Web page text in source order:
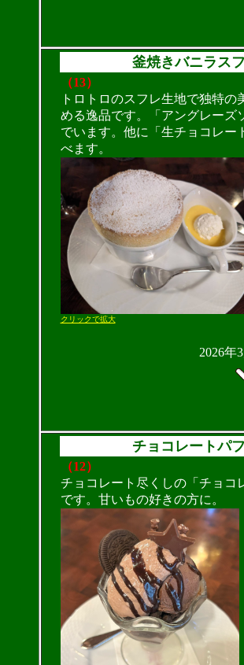
釜焼きバニラス
（13）
トロトロのスフレ生地で独特の
める逸品です。「アングレーズ
でいます。他に「生チョコレー
べます。
クリックで拡大
2026年
チョコレートパ
（12）
チョコレート尽くしの「チョコ
です。甘いもの好きの方に。